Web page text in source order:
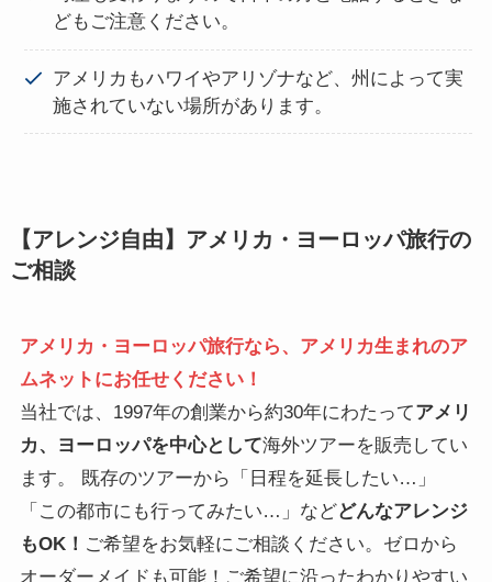
どもご注意ください。
アメリカもハワイやアリゾナなど、州によって実
施されていない場所があります。
【アレンジ自由】アメリカ・ヨーロッパ旅行の
ご相談
アメリカ・ヨーロッパ旅行なら、アメリカ生まれのア
ムネットにお任せください！
当社では、1997年の創業から約30年にわたってアメリ
カ、ヨーロッパを中心として海外ツアーを販売してい
ます。 既存のツアーから「日程を延長したい…」
「この都市にも行ってみたい…」などどんなアレンジ
もOK！ ご希望をお気軽にご相談ください。ゼロから
オーダーメイドも可能！ご希望に沿ったわかりやすい